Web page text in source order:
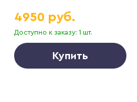
Доступно к заказу: 1 шт.
4950 руб.
Купить